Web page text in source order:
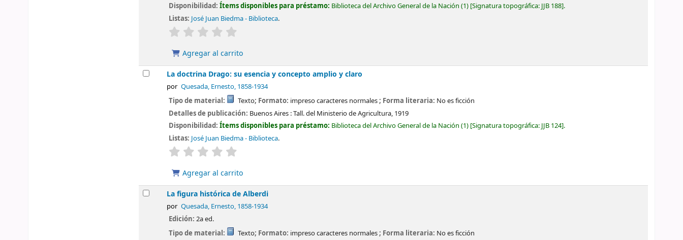
Disponibilidad:Ítems disponibles para préstamo: Biblioteca del Archivo General de la Nación (1) Signatura topográfica: JJB 188 .
Listas: José Juan Biedma - Biblioteca.
valoración
Agregar al carrito
La doctrina Drago: su esencia y concepto amplio y claro
por Quesada, Ernesto, 1858-1934
Tipo de material: Texto; Formato: impreso caracteres normales; Forma literaria: No es ficción
Detalles de publicación: Buenos Aires :Tall. del Ministerio de Agricultura, 1919
Disponibilidad:Ítems disponibles para préstamo: Biblioteca del Archivo General de la Nación (1) Signatura topográfica: JJB 124 .
Listas: José Juan Biedma - Biblioteca.
valoración
Agregar al carrito
La figura histórica de Alberdi
por Quesada, Ernesto, 1858-1934
Edición:2a ed.
Tipo de material:
Texto; Formato: impreso caracteres normales; Forma literaria: No es ficción